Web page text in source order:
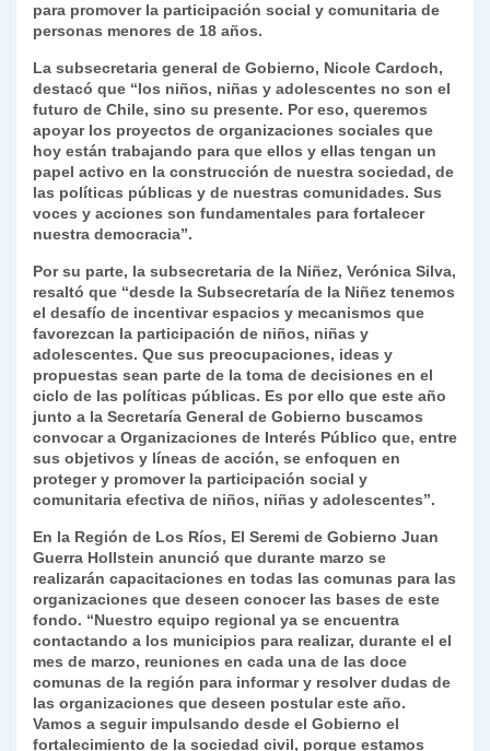
para promover la participación social y comunitaria de
personas menores de 18 años.
La subsecretaria general de Gobierno, Nicole Cardoch,
destacó que “los niños, niñas y adolescentes no son el
futuro de Chile, sino su presente. Por eso, queremos
apoyar los proyectos de organizaciones sociales que
hoy están trabajando para que ellos y ellas tengan un
papel activo en la construcción de nuestra sociedad, de
las políticas públicas y de nuestras comunidades. Sus
voces y acciones son fundamentales para fortalecer
nuestra democracia”.
Por su parte, la subsecretaria de la Niñez, Verónica Silva,
resaltó que “desde la Subsecretaría de la Niñez tenemos
el desafío de incentivar espacios y mecanismos que
favorezcan la participación de niños, niñas y
adolescentes. Que sus preocupaciones, ideas y
propuestas sean parte de la toma de decisiones en el
ciclo de las políticas públicas. Es por ello que este año
junto a la Secretaría General de Gobierno buscamos
convocar a Organizaciones de Interés Público que, entre
sus objetivos y líneas de acción, se enfoquen en
proteger y promover la participación social y
comunitaria efectiva de niños, niñas y adolescentes”.
En la Región de Los Ríos, El Seremi de Gobierno Juan
Guerra Hollstein anunció que durante marzo se
realizarán capacitaciones en todas las comunas para las
organizaciones que deseen conocer las bases de este
fondo. “Nuestro equipo regional ya se encuentra
contactando a los municipios para realizar, durante el el
mes de marzo, reuniones en cada una de las doce
comunas de la región para informar y resolver dudas de
las organizaciones que deseen postular este año.
Vamos a seguir impulsando desde el Gobierno el
fortalecimiento de la sociedad civil, porque estamos